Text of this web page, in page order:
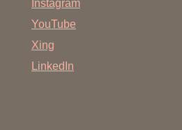
Instagram
YouTube
Xing
LinkedIn